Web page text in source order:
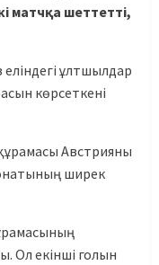
матчқа шеттетті,
ұлтшылдар
көрсеткені
Австрияны
ширек
Ол екінші голын